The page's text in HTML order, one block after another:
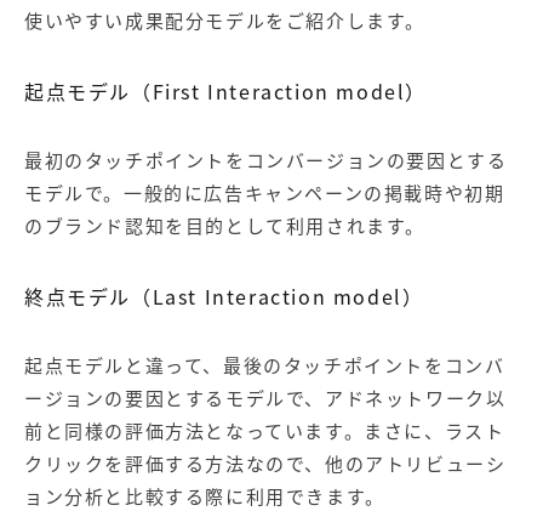
使いやすい成果配分モデルをご紹介します。
起点モデル（First Interaction model）
最初のタッチポイントをコンバージョンの要因とする
モデルで。一般的に広告キャンペーンの掲載時や初期
のブランド認知を目的として利用されます。
終点モデル（Last Interaction model）
起点モデルと違って、最後のタッチポイントをコンバ
ージョンの要因とするモデルで、アドネットワーク以
前と同様の評価方法となっています。まさに、ラスト
クリックを評価する方法なので、他のアトリビューシ
ョン分析と比較する際に利用できます。